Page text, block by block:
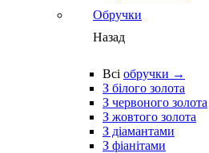
Обручки
Назад
Всі обручки →
З білого золота
З червоного золота
З жовтого золота
З діамантами
З фіанітами